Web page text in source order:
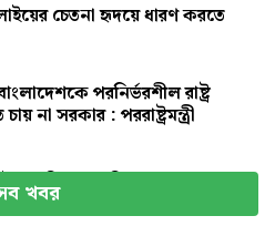
চেতনা হৃদয়ে ধারণ করতে
পরনির্ভরশীল রাষ্ট্র
না সরকার : পররাষ্ট্রমন্ত্রী
সাকিবের বাড়িতে হামলা
খবর